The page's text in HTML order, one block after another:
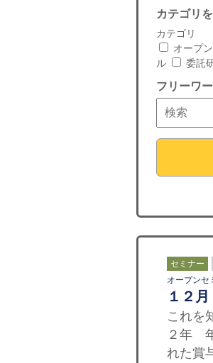
カテゴリ
カテゴリ
オープ
ル
委託
フリーワ
セミナー
オープンセ
１２
これを
２年
れた賞